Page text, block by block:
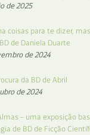
de 2025
coisas para te dizer,
de Daniela Duarte
de 2024
da BD de Abril
de 2024
– uma exposição
de BD de Ficção